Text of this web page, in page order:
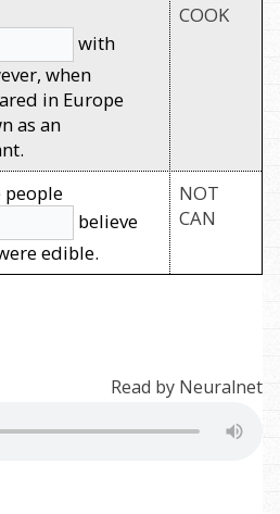
with
when
in Europe
as an
COOK
people
believe
edible.
NOT
CAN
Read by Neuralnet